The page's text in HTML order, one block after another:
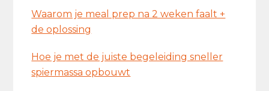
Waarom je meal prep na 2 weken faalt +
de oplossing
Hoe je met de juiste begeleiding sneller
spiermassa opbouwt